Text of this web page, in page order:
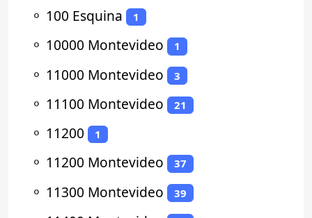
⚬ 100 Esquina 1
⚬ 10000 Montevideo 1
⚬ 11000 Montevideo 3
⚬ 11100 Montevideo 21
⚬ 11200 1
⚬ 11200 Montevideo 37
⚬ 11300 Montevideo 39